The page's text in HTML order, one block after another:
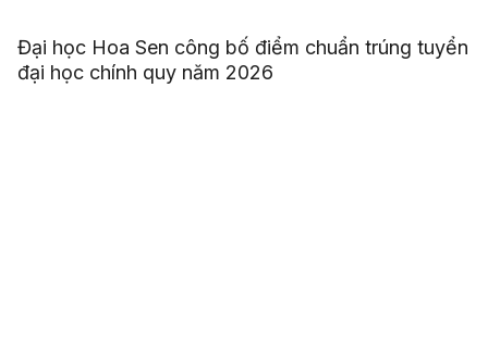
Đại học Hoa Sen công bố điểm chuẩn trúng tuyển
đại học chính quy năm 2026